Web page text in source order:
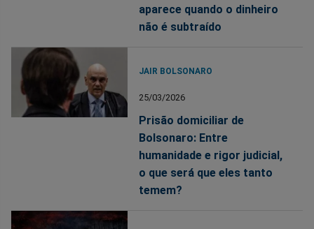
aparece quando o dinheiro
não é subtraído
JAIR BOLSONARO
25/03/2026
Prisão domiciliar de
Bolsonaro: Entre
humanidade e rigor judicial,
o que será que eles tanto
temem?